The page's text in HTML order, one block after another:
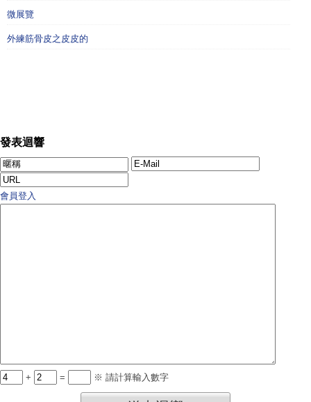
微展覽
外練筋骨皮之皮皮的
發表迴響
會員登入
+ = ※ 請計算輸入數字